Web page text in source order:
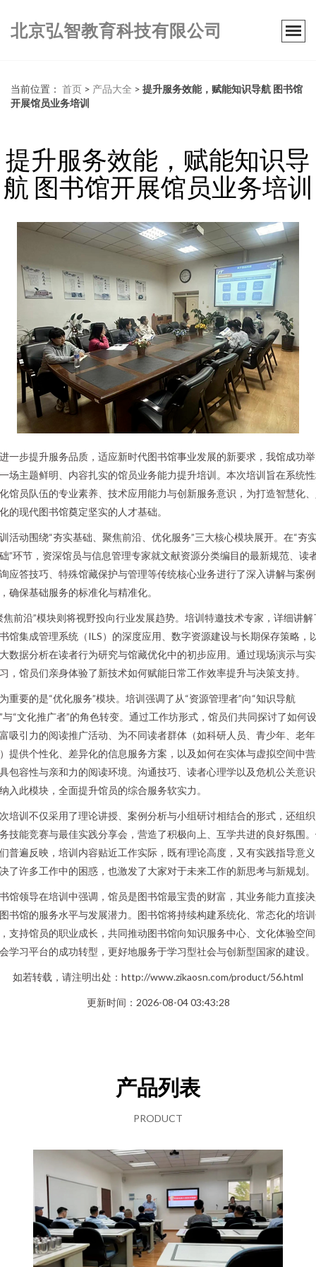
北京弘智教育科技有限公司
当前位置： 首页 > 产品大全 > 提升服务效能，赋能知识导航 图书馆
开展馆员业务培训
提升服务效能，赋能知识导
航 图书馆开展馆员业务培训
一步提升服务品质，适应新时代图书馆事业发展的新要求，我馆成功
场主题鲜明、内容扎实的馆员业务能力提升培训。本次培训旨在系统
馆员队伍的专业素养、技术应用能力与创新服务意识，为打造智慧化
的现代图书馆奠定坚实的人才基础。
活动围绕“夯实基础、聚焦前沿、优化服务”三大核心模块展开。在“夯
”环节，资深馆员与信息管理专家就文献资源分类编目的最新规范、读
应答技巧、特殊馆藏保护与管理等传统核心业务进行了深入讲解与案
确保基础服务的标准化与精准化。
焦前沿”模块则将视野投向行业发展趋势。培训特邀技术专家，详细讲解
馆集成管理系统（ILS）的深度应用、数字资源建设与长期保存策略，
数据分析在读者行为研究与馆藏优化中的初步应用。通过现场演示与
，馆员们亲身体验了新技术如何赋能日常工作效率提升与决策支持。
重要的是“优化服务”模块。培训强调了从“资源管理者”向“知识导航
与“文化推广者”的角色转变。通过工作坊形式，馆员们共同探讨了如何
吸引力的阅读推广活动、为不同读者群体（如科研人员、青少年、老年
提供个性化、差异化的信息服务方案，以及如何在实体与虚拟空间中
包容性与亲和力的阅读环境。沟通技巧、读者心理学以及危机公关意
入此模块，全面提升馆员的综合服务软实力。
培训不仅采用了理论讲授、案例分析与小组研讨相结合的形式，还组
技能竞赛与最佳实践分享会，营造了积极向上、互学共进的良好氛围
普遍反映，培训内容贴近工作实际，既有理论高度，又有实践指导意
了许多工作中的困惑，也激发了大家对于未来工作的新思考与新规划。
馆领导在培训中强调，馆员是图书馆最宝贵的财富，其业务能力直接
书馆的服务水平与发展潜力。图书馆将持续构建系统化、常态化的培
支持馆员的职业成长，共同推动图书馆向知识服务中心、文化体验空
学习平台的成功转型，更好地服务于学习型社会与创新型国家的建设。
如若转载，请注明出处：http://www.zikaosn.com/product/56.html
更新时间：2026-08-04 03:43:28
产品列表
PRODUCT